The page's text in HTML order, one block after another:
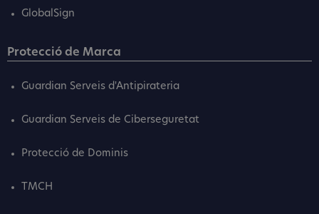
GlobalSign
Protecció de Marca
Guardian Serveis d'Antipirateria
Guardian Serveis de Ciberseguretat
Protecció de Dominis
TMCH